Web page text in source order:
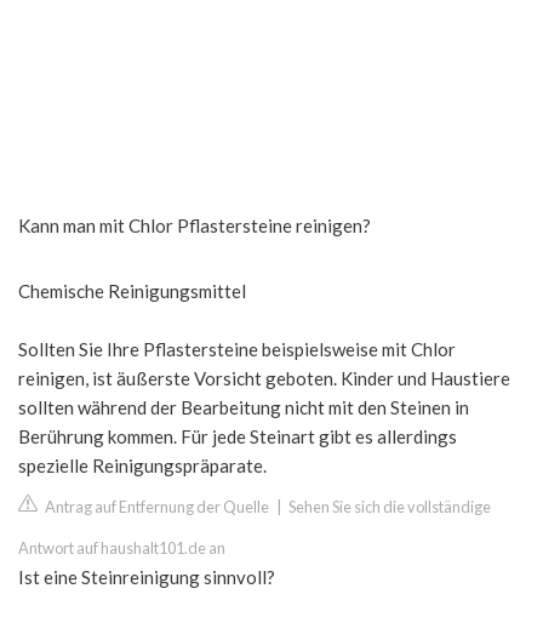
Kann man mit Chlor Pflastersteine reinigen?
Chemische Reinigungsmittel
Sollten Sie Ihre Pflastersteine beispielsweise mit Chlor
reinigen, ist äußerste Vorsicht geboten. Kinder und Haustiere
sollten während der Bearbeitung nicht mit den Steinen in
Berührung kommen. Für jede Steinart gibt es allerdings
spezielle Reinigungspräparate.
Antrag auf Entfernung der Quelle Sehen Sie sich die vollständige
Antwort auf haushalt101.de an
Ist eine Steinreinigung sinnvoll?